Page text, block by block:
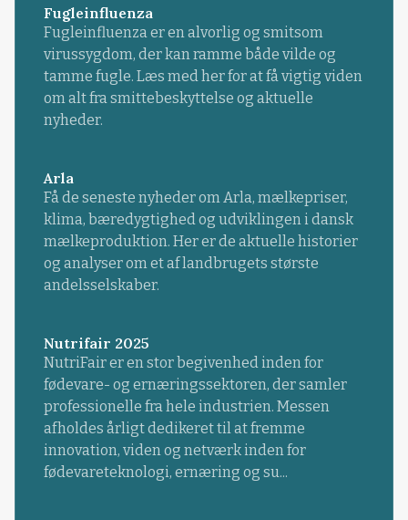
Fugleinfluenza
Fugleinfluenza er en alvorlig og smitsom
virussygdom, der kan ramme både vilde og
tamme fugle. Læs med her for at få vigtig viden
om alt fra smittebeskyttelse og aktuelle
nyheder.
Arla
Få de seneste nyheder om Arla, mælkepriser,
klima, bæredygtighed og udviklingen i dansk
mælkeproduktion. Her er de aktuelle historier
og analyser om et af landbrugets største
andelsselskaber.
Nutrifair 2025
NutriFair er en stor begivenhed inden for
fødevare- og ernæringssektoren, der samler
professionelle fra hele industrien. Messen
afholdes årligt dedikeret til at fremme
innovation, viden og netværk inden for
fødevareteknologi, ernæring og su...